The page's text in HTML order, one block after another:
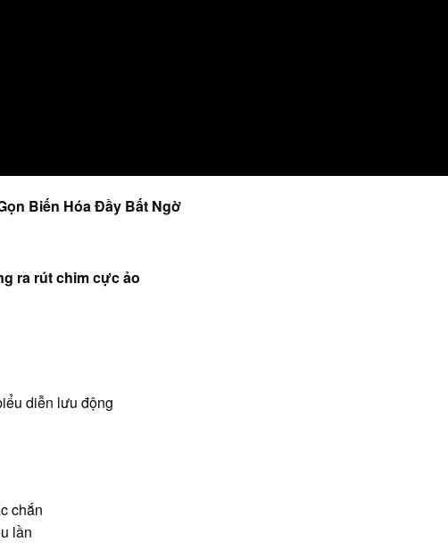
Biến Hóa Đầy Bất Ngờ
ra rút chim cực ảo
diễn lưu động
chắn
lần